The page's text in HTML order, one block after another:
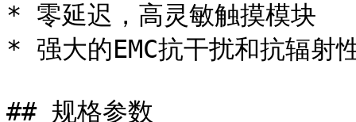
* 零延迟，高灵敏触摸模块
* 强大的EMC抗干扰和抗辐射
## 规格参数